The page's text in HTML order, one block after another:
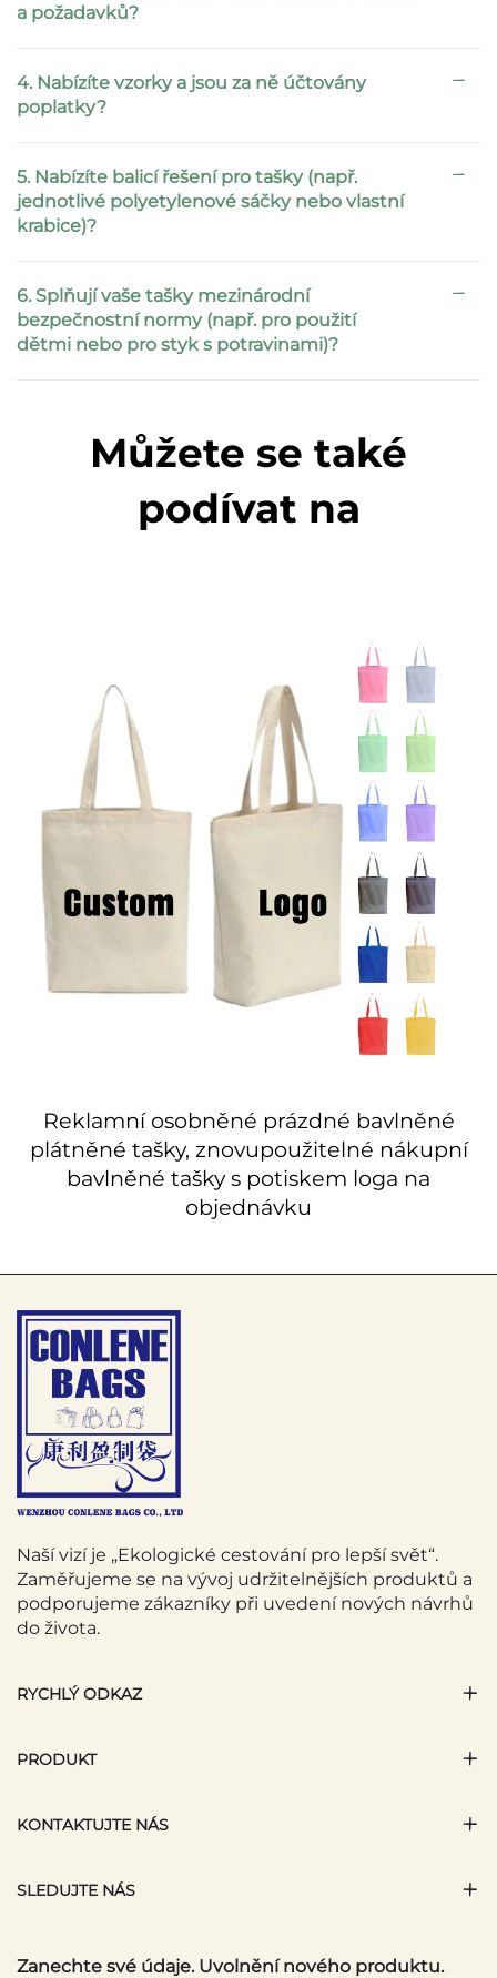
a požadavků?
4. Nabízíte vzorky a jsou za ně účtovány
poplatky?
5. Nabízíte balicí řešení pro tašky (např.
jednotlivé polyetylenové sáčky nebo vlastní
krabice)?
6. Splňují vaše tašky mezinárodní
bezpečnostní normy (např. pro použití
dětmi nebo pro styk s potravinami)?
Můžete se také
podívat na
Reklamní osobněné prázdné bavlněné
plátněné tašky, znovupoužitelné nákupní
bavlněné tašky s potiskem loga na
objednávku
Naší vizí je „Ekologické cestování pro lepší svět“.
Zaměřujeme se na vývoj udržitelnějších produktů a
podporujeme zákazníky při uvedení nových návrhů
do života.
RYCHLÝ ODKAZ
PRODUKT
KONTAKTUJTE NÁS
SLEDUJTE NÁS
Zanechte své údaje. Uvolnění nového produktu.